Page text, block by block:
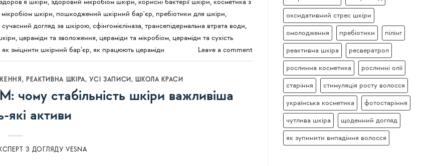
здоров’я шкіри, здоровий мікробіом шкіри, корисні бактерії шкіри, косметика з
мікробіом шкіри, пошкоджений шкірний бар'єр, пребіотики для шкіри,
сучасний догляд за шкірою, сфінгомієліназа, трансепідермальна втрата води,
, цераміди та зволоження, цераміди та мікробіом, цераміди та сухість
як зміцнити шкірний бар'єр, як працюють цераміди Leave a comment
, РЕАКТИВНА ШКІРА,УСI ЗАПИСИ , ШКОЛА КРАСИ
чому стабільність шкіри важливіша
які активи
З ДОГЛЯДУ VESNA
оксидативний стрес шкіри
омолодження пребіотики пілінг
реактивна шкіра ресвератрол
рослинна косметика рослинні олії
старіння стимуляція росту волосся
українська косметика фотостаріння
чутлива шкіра щоденний догляд
як зупинити випадіння волосся